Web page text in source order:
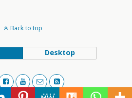
Back to top
Desktop